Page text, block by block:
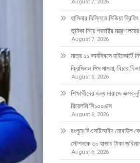
August 7, 2026
হাসিনার দিল্লিতে মিডিয়া
ভূমিকা নিয়ে পররাষ্ট্র
August 7, 2026
মাত্র ১১ কার্যদিবসে হাইকোর্টে
ক্রিমিনাল মিস মামলা, বিচার
August 6, 2026
শিক্ষার্থীদের জন্য দারাজে
রিয়েলমি সি১০০এক্স
August 6, 2026
রংপুরে বিএসটিআইর মোবাইল
স্টেশনকে ৩০ হাজার টাকা
August 6, 2026